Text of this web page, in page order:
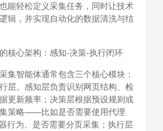
能轻松定义采集任务，同时让技术
辑，并实现自动化的数据清洗与结
核心架构：感知-决策-执行闭环
集智能体通常包含三个核心模块：
层。感知层负责识别网页结构、检
更新频率；决策层根据预设规则或
策略——比如是否需要使用代理
行为、是否需要分页采集；执行层